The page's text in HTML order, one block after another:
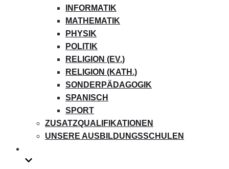
INFORMATIK
MATHEMATIK
PHYSIK
POLITIK
RELIGION (EV.)
RELIGION (KATH.)
SONDERPÄDAGOGIK
SPANISCH
SPORT
ZUSATZQUALIFIKATIONEN
UNSERE AUSBILDUNGSSCHULEN